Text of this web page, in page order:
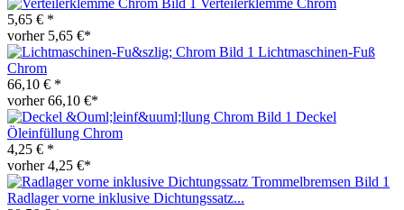
5,65 € *
vorher 5,65 €*
Lichtmaschinen-Fuß
Chrom
66,10 € *
vorher 66,10 €*
Deckel
Öleinfüllung Chrom
4,25 € *
vorher 4,25 €*
Radlager vorne inklusive Dichtungssatz...